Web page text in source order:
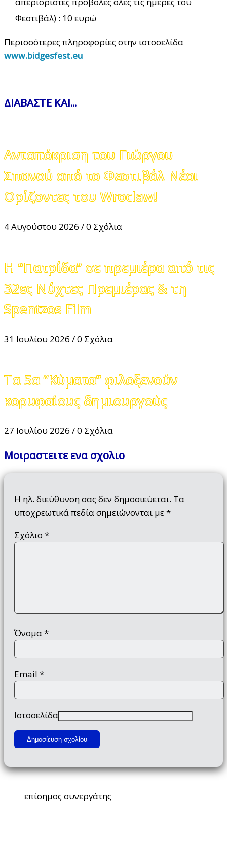
Φεστιβάλ) : 10 ευρώ
Περισσότερες πληροφορίες στην ιστοσελίδα
www.bidgesfest.eu
ΔΙΑΒΑΣΤΕ ΚΑΙ...
Ανταπόκριση του Γιώργου
Σπανού από το Φεστιβάλ Νέοι
Ορίζοντες του Wroclaw!
4 Αυγούστου 2026 /0 Σχόλια
Η “Πατρίδα” σε πρεμιέρα από τις
32ες Νύχτες Πρεμιέρας & τη
Spentzos Film
31 Ιουλίου 2026 /0 Σχόλια
Τα 5α “Κύματα” φιλοξενούν
κορυφαίους δημιουργούς
27 Ιουλίου 2026 /0 Σχόλια
Μοιραστειτε ενα σχολιο
Η ηλ. διεύθυνση σας δεν δημοσιεύεται. Τα
υποχρεωτικά πεδία σημειώνονται με*
Σχόλιο *
Όνομα*
Email *
Ιστοσελίδα
επίσημος συνεργάτης